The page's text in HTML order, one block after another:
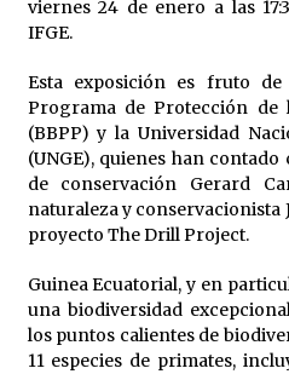
BOCODANCE
Lista de los
categorías de
4 de febrero
viernes 24 de enero a las
IFGE.
Esta exposición es fruto
Programa de Protección de
(BBPP) y la Universidad
(UNGE), quienes han
de conservación Gerard
naturaleza y conservacionista
proyecto The Drill Project.
Guinea Ecuatorial, y en
una biodiversidad
los puntos calientes de
11 especies de primates,